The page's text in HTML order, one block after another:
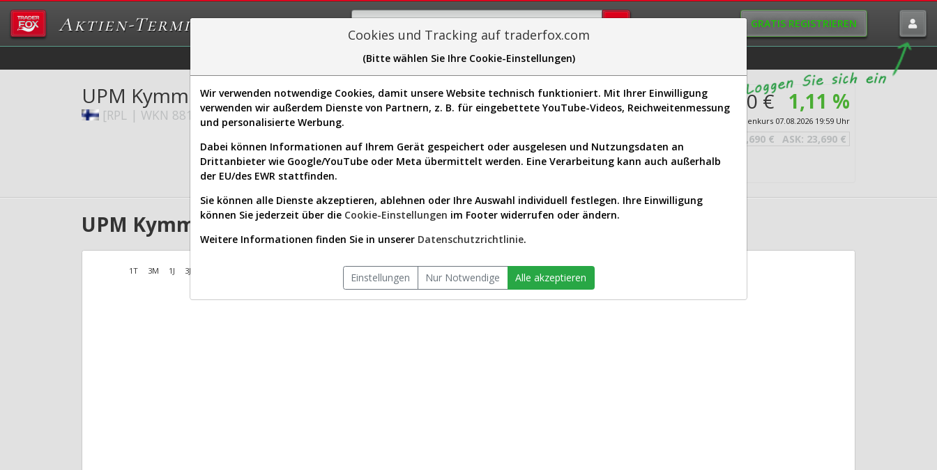
Aktien-Terminal GRATIS REGISTRIEREN
Sector-Spider Easy-Scan Visualizations
UPM Kymmene Corp.
[RPL | WKN 881026 | ISIN FI0009005987]
23,690 € 1,11 %
Echtzeit-Aktienkurs 07.08.2026 19:59 Uhr
23,690 € ASK: 23,690 €
Website:
http://www.upm.com/
Sektor:
Basic Materials / Paper & Paper
Börsenwert:
12.38 Mrd. EUR
Anzahl
527,324,032
UPM Kymmene Aktien Verlauf seit Beginn (881026 | RPL)
1T 3M 1J 3J
Cookies und Tracking auf traderfox.com
(Bitte wählen Sie Ihre Cookie-Einstellungen)
Wir verwenden notwendige Cookies, damit unsere Website technisch funktioniert. Mit Ihrer Einwilligung
verwenden wir außerdem Dienste von Partnern, z. B. für eingebettete YouTube-Videos, Reichweitenmessung
und personalisierte Werbung.
Dabei können Informationen auf Ihrem Gerät gespeichert oder ausgelesen und Nutzungsdaten an
Drittanbieter wie Google/YouTube oder Meta übermittelt werden. Eine Verarbeitung kann auch außerhalb
der EU/des EWR stattfinden.
Sie können alle Dienste akzeptieren, ablehnen oder Ihre Auswahl individuell festlegen. Ihre Einwilligung
können Sie jederzeit über die Cookie-Einstellungen im Footer widerrufen oder ändern.
Weitere Informationen finden Sie in unserer Datenschutzrichtlinie.
Einstellungen Nur Notwendige Alle akzeptieren